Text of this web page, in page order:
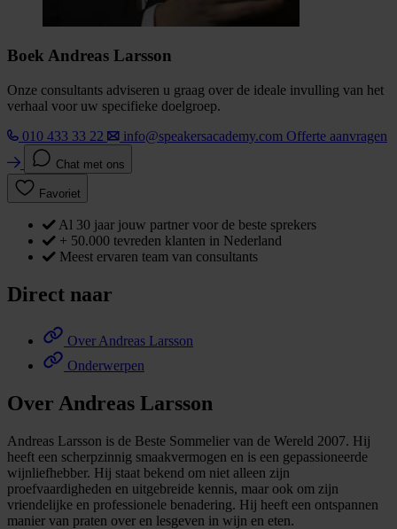
Boek Andreas Larsson
Onze consultants adviseren u graag over de ideale invulling van het
verhaal voor uw specifieke doelgroep.
010 433 33 22
info@speakersacademy.com Offerte aanvragen
Chat met ons
Favoriet
Al 30 jaar jouw partner voor de beste sprekers
+ 50.000 tevreden klanten in Nederland
Meest ervaren team van consultants
Direct naar
Over Andreas Larsson
Onderwerpen
Over Andreas Larsson
Andreas Larsson is de Beste Sommelier van de Wereld 2007. Hij
heeft een scherpzinnig smaakvermogen en is een gepassioneerde
wijnliefhebber. Hij staat bekend om niet alleen zijn
proefvaardigheden en uitgebreide kennis, maar ook om zijn
vriendelijke en professionele benadering. Hij heeft een ontspannen
manier van praten over en lesgeven in wijn en eten.